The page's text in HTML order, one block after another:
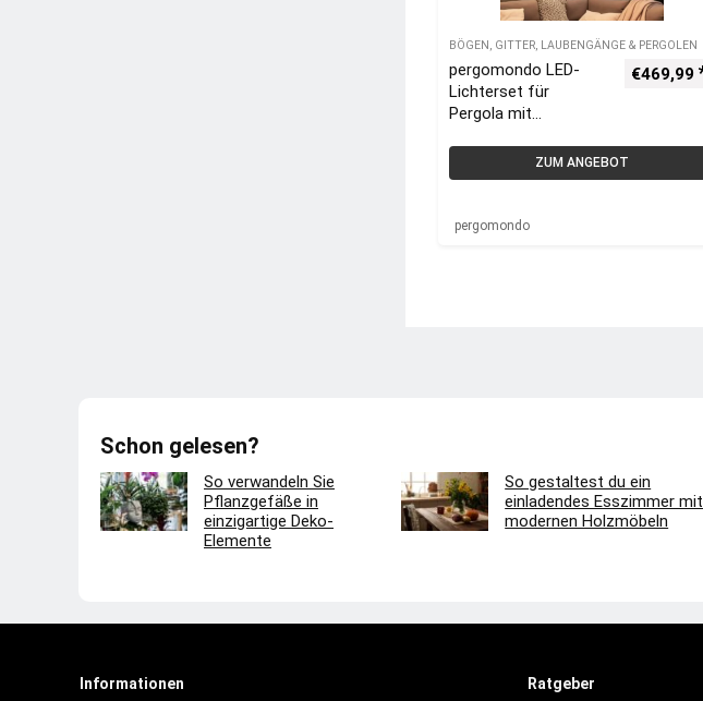
BÖGEN, GITTER, LAUBENGÄNGE & PERGOLEN
pergomondo LED-
Lichterset für
Pergola mit
€469,99
ZUM ANGEBOT
pergomondo
Schon gelesen?
So verwandeln Sie
Pflanzgefäße in
einzigartige Deko-
Elemente
So gestaltest du ein
einladendes Esszimmer mit
modernen Holzmöbeln
Informationen Ratgeber